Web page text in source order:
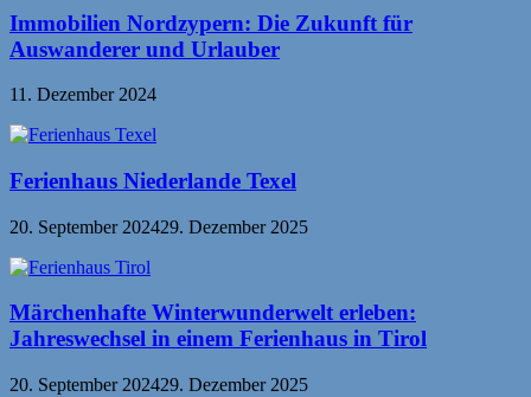
Immobilien Nordzypern: Die Zukunft für
Auswanderer und Urlauber
11. Dezember 2024
Ferienhaus Niederlande Texel
20. September 202429. Dezember 2025
Märchenhafte Winterwunderwelt erleben:
Jahreswechsel in einem Ferienhaus in Tirol
20. September 202429. Dezember 2025